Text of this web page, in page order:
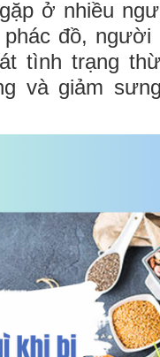
ở nhiều
đồ,
tình trạng
và giảm